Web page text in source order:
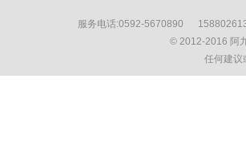
服务电话:0592-5670890
© 2012-2016 阿
任何建议